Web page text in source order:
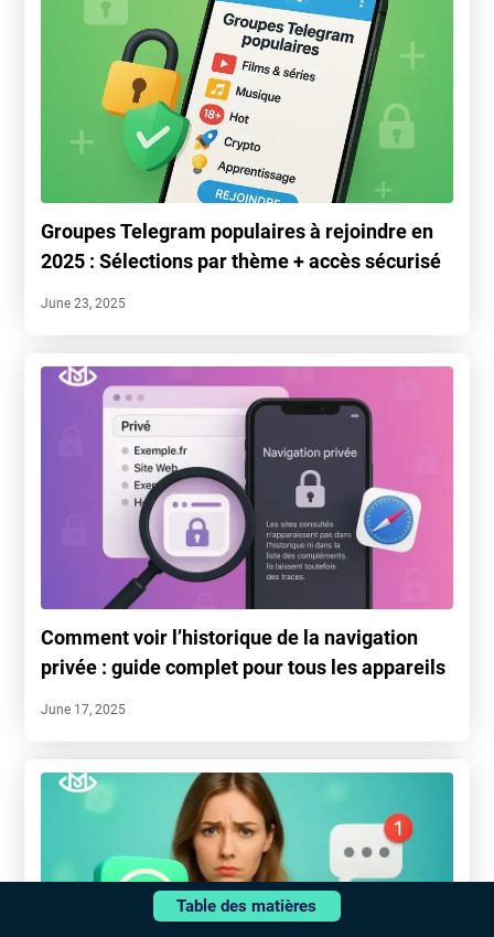
Table des matières
Groupes Telegram populaires à rejoindre en
2025 : Sélections par thème + accès sécurisé
June 23, 2025
Comment voir l’historique de la navigation
privée : guide complet pour tous les appareils
June 17, 2025